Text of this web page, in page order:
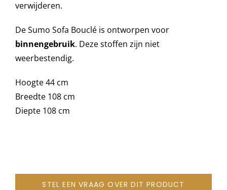
verwijderen.
De Sumo Sofa Bouclé is ontworpen voor
binnengebruik. Deze stoffen zijn niet
weerbestendig.
Hoogte 44 cm
Breedte 108 cm
Diepte 108 cm
STEL EEN VRAAG OVER DIT PRODUCT